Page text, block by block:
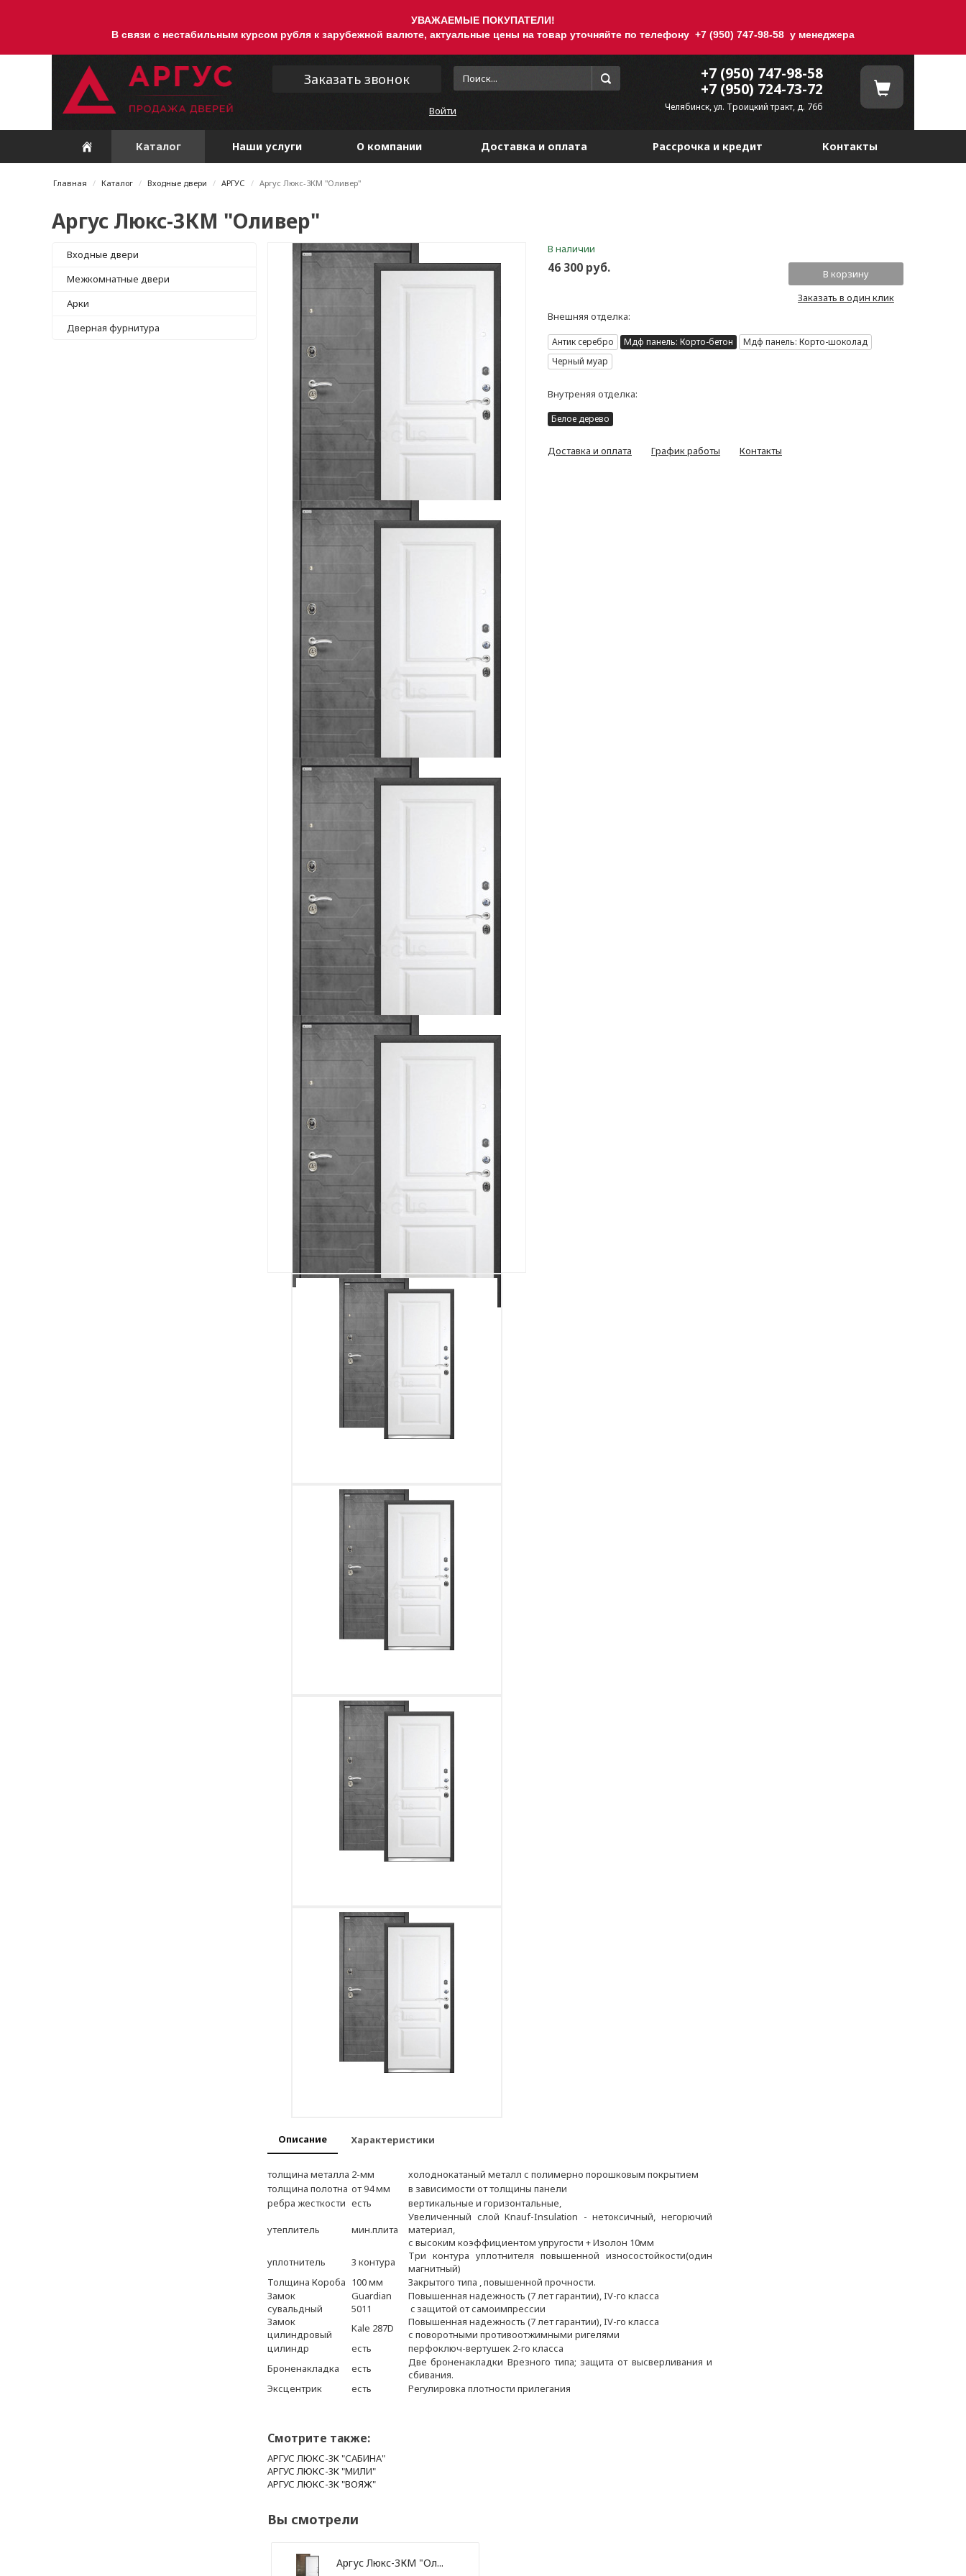
УВАЖАЕМЫЕ ПОКУПАТЕЛИ!
В связи с нестабильным курсом рубля к зарубежной валюте, актуальные цены на товар уточняйте по телефону +7 (950) 747-98-58 у менеджера
Заказать звонок
Войти
+7 (950) 747-98-58
+7 (950) 724-73-72
Челябинск, ул. Троицкий тракт, д. 76б
Каталог Наши услуги О компании Доставка и оплата Рассрочка и кредит Контакты
Главная Каталог Входные двери АРГУС Аргус Люкс-3КМ "Оливер"
Аргус Люкс-3КМ "Оливер"
Входные двери
Межкомнатные двери
Арки
Дверная фурнитура
В наличии
46 300 руб.
Заказать в один клик
Внешняя отделка:
Антик серебро Мдф панель: Корто-бетон
Мдф панель: Корто-шоколад
Черный муар
Внутреняя отделка:
Белое дерево
Доставка и оплата График работы Контакты
Описание Характеристики
толщина металла 2-мм
холоднокатаный металл с полимерно порошковым покрытием
толщина полотна от 94 мм
в зависимости от толщины панели
ребра жесткости есть вертикальные и горизонтальные,
утеплитель мин.плита
Увеличенный слой Knauf-Insulation - нетоксичный, негорючий
материал,
с высоким коэффициентом упругости + Изолон 10мм
уплотнитель
3 контура
Три контура уплотнителя повышенной износостойкости(один
магнитный)
Толщина Короба 100 мм
Закрытого типа , повышенной прочности.
Замок
сувальдный
Guardian
5011
Повышенная надежность (7 лет гарантии), IV-го класса
c защитой от самоимпрессии
Замок
цилиндровый
Kale 287D
Повышенная надежность (7 лет гарантии), IV-го класса
с поворотными противоотжимными ригелями
цилиндр
есть
перфоключ-вертушек 2-го класса
Броненакладка
есть
Две броненакладки Врезного типа; защита от высверливания и
сбивания.
Эксцентрик
есть Регулировка плотности прилегания
Смотрите также:
АРГУС ЛЮКС-3К "САБИНА"
АРГУС ЛЮКС-3К "МИЛИ"
АРГУС ЛЮКС-3К "ВОЯЖ"
Вы смотрели
Аргус Люкс-3КМ "Ол...